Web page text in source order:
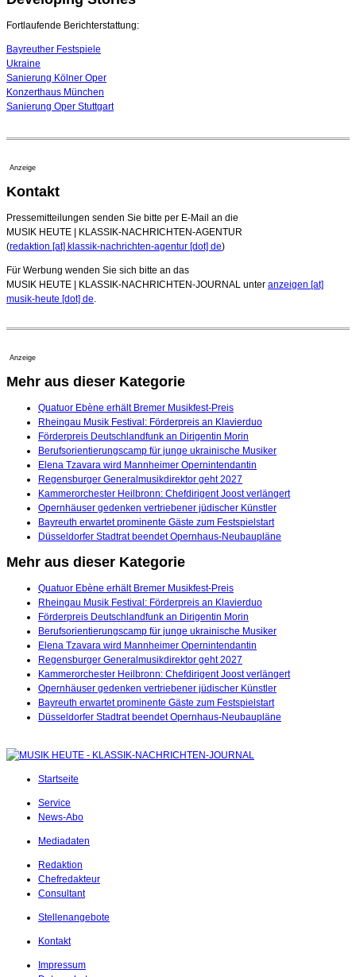
Quatuor Ebène wird mit Bremer Musikfest-Preis
04. August 2026 - 13:30 Uhr
Fortlaufende Berichterstattung:
Bayreuther Festspiele
Ukraine
Sanierung Kölner Oper
Konzerthaus München
Sanierung Oper Stuttgart
Anzeige
Kontakt
Pressemitteilungen senden Sie bitte per E-Mail an die
MUSIK HEUTE | KLASSIK-NACHRICHTEN-AGENTUR
(redaktion [at] klassik-nachrichten-agentur [dot] de)
Für Werbung wenden Sie sich bitte an das
MUSIK HEUTE | KLASSIK-NACHRICHTEN-JOURNAL unter anzeigen [at]
musik-heute [dot] de
Anzeige
Mehr aus dieser Kategorie
Quatuor Ebène erhält Bremer Musikfest-Preis
Rheingau Musik Festival: Förderpreis an Klavierduo
Förderpreis Deutschlandfunk an Dirigentin Morin
Berufsorientierungscamp für junge ukrainische Musiker
Elena Tzavara wird Mannheimer Opernintendantin
Regensburger Generalmusikdirektor geht 2027
Kammerorchester Heilbronn: Chefdirigent Joost verlängert
Opernhäuser gedenken vertriebener jüdischer Künstler
Bayreuth erwartet prominente Gäste zum Festspielstart
Düsseldorfer Stadtrat beendet Opernhaus-Neubaupläne
Mehr aus dieser Kategorie
Quatuor Ebène erhält Bremer Musikfest-Preis
Rheingau Musik Festival: Förderpreis an Klavierduo
Förderpreis Deutschlandfunk an Dirigentin Morin
Berufsorientierungscamp für junge ukrainische Musiker
Elena Tzavara wird Mannheimer Opernintendantin
Regensburger Generalmusikdirektor geht 2027
Kammerorchester Heilbronn: Chefdirigent Joost verlängert
Opernhäuser gedenken vertriebener jüdischer Künstler
Bayreuth erwartet prominente Gäste zum Festspielstart
Düsseldorfer Stadtrat beendet Opernhaus-Neubaupläne
Startseite
Service
News-Abo
Mediadaten
Redaktion
Chefredakteur
Consultant
Stellenangebote
Kontakt
Impressum